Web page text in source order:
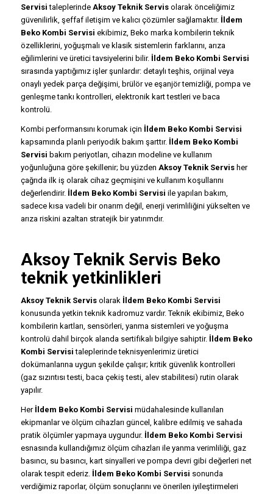
Servisi taleplerinde Aksoy Teknik Servisolarak önceliğimiz
güvenilirlik, şeffaf iletişim ve kalıcı çözümler sağlamaktır. İldem
Beko Kombi Servisi ekibimiz, Beko marka kombilerin teknik
özelliklerini, yoğuşmalı ve klasik sistemlerin farklarını, arıza
eğilimlerini ve üretici tavsiyelerini bilir. İldem Beko Kombi Servisi
sırasında yaptığımız işler şunlardır: detaylı teşhis, orijinal veya
onaylı yedek parça değişimi, brülör ve eşanjör temizliği, pompa ve
genleşme tankı kontrolleri, elektronik kart testleri ve baca
kontrolü.
Kombi performansını korumak için İldem Beko Kombi Servisi
kapsamında planlı periyodik bakım şarttır. İldem Beko Kombi
Servisi bakım periyotları, cihazın modeline ve kullanım
yoğunluğuna göre şekillenir; bu yüzden Aksoy Teknik Servisher
çağrıda ilk iş olarak cihaz geçmişini ve kullanım koşullarını
değerlendirir. İldem Beko Kombi Servisi ile yapılan bakım,
sadece kısa vadeli bir onarım değil, enerji verimliliğini yükselten ve
arıza riskini azaltan stratejik bir yatırımdır.
Aksoy Teknik Servis Beko
teknik yetkinlikleri
Aksoy Teknik Servisolarak İldem Beko Kombi Servisi
konusunda yetkin teknik kadromuz vardır. Teknik ekibimiz, Beko
kombilerin kartları, sensörleri, yanma sistemleri ve yoğuşma
kontrolü dahil birçok alanda sertifikalı bilgiye sahiptir. İldem Beko
Kombi Servisi taleplerinde teknisyenlerimiz üretici
dokümanlarına uygun şekilde çalışır; kritik güvenlik kontrolleri
(gaz sızıntısı testi, baca çekiş testi, alev stabilitesi) rutin olarak
yapılır.
Her İldem Beko Kombi Servisi müdahalesinde kullanılan
ekipmanlar ve ölçüm cihazları güncel, kalibre edilmiş ve sahada
pratik ölçümler yapmaya uygundur. İldem Beko Kombi Servisi
esnasında kullandığımız ölçüm cihazları ile yanma verimliliği, gaz
basıncı, su basıncı, kart sinyalleri ve pompa devri gibi değerleri net
olarak tespit ederiz. İldem Beko Kombi Servisi sonunda
verdiğimiz raporlar, ölçüm sonuçlarını ve önerilen iyileştirmeleri